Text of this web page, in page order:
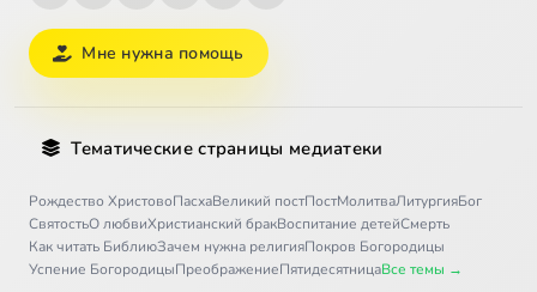
Мне нужна помощь
Тематические страницы медиатеки
Рождество ХристовоПасхаВеликий постПостМолитваЛитургияБог
СвятостьО любвиХристианский бракВоспитание детейСмерть
Как читать БиблиюЗачем нужна религияПокров Богородицы
Успение БогородицыПреображениеПятидесятницаВсе темы →